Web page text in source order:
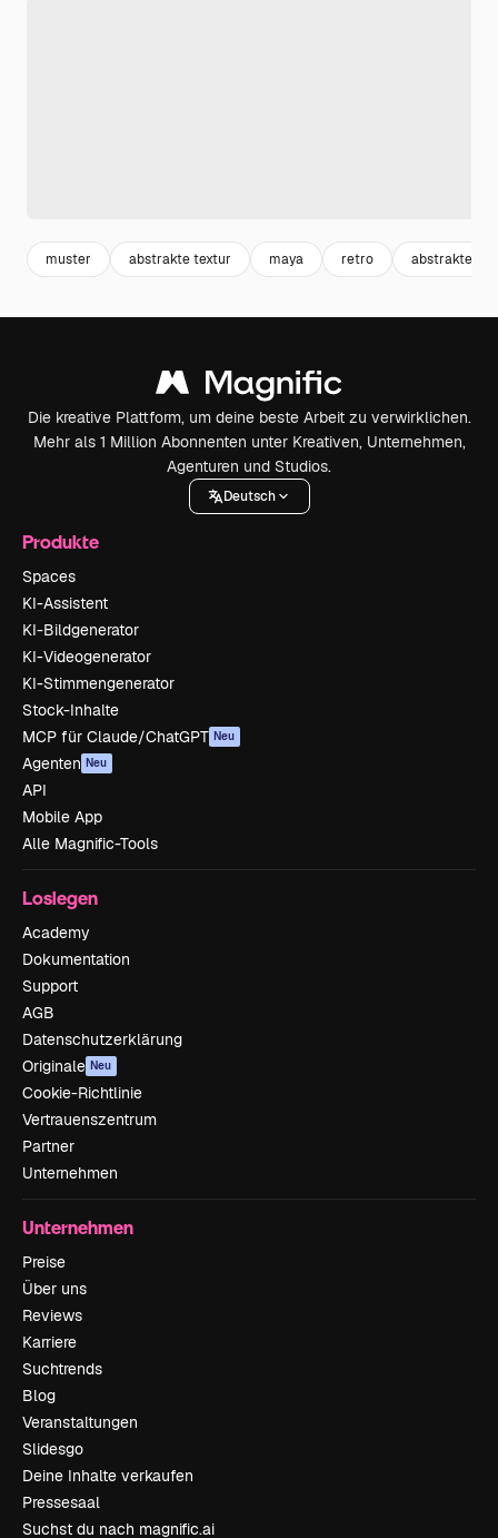
muster abstrakte textur maya retro abstrakte
Die kreative Plattform, um deine beste Arbeit zu verwirklichen.
Mehr als 1 Million Abonnenten unter Kreativen, Unternehmen,
Agenturen und Studios.
Deutsch
Produkte
Spaces
KI-Assistent
KI-Bildgenerator
KI-Videogenerator
KI-Stimmengenerator
Stock-Inhalte
MCP für Claude/ChatGPT Neu
Agenten Neu
API
Mobile App
Alle Magnific-Tools
Loslegen
Academy
Dokumentation
Support
AGB
Datenschutzerklärung
Originale Neu
Cookie-Richtlinie
Vertrauenszentrum
Partner
Unternehmen
Unternehmen
Preise
Über uns
Reviews
Karriere
Suchtrends
Blog
Veranstaltungen
Slidesgo
Deine Inhalte verkaufen
Pressesaal
Suchst du nach magnific.ai